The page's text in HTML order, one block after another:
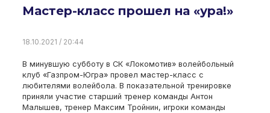
Мастер-класс прошел на «ура!»
18.10.2021 / 20:44
В минувшую субботу в СК «Локомотив» волейбольный
клуб «Газпром-Югра» провел мастер-класс с
любителями волейбола. В показательной тренировке
приняли участие старший тренер команды Антон
Малышев, тренер Максим Тройнин, игроки команды